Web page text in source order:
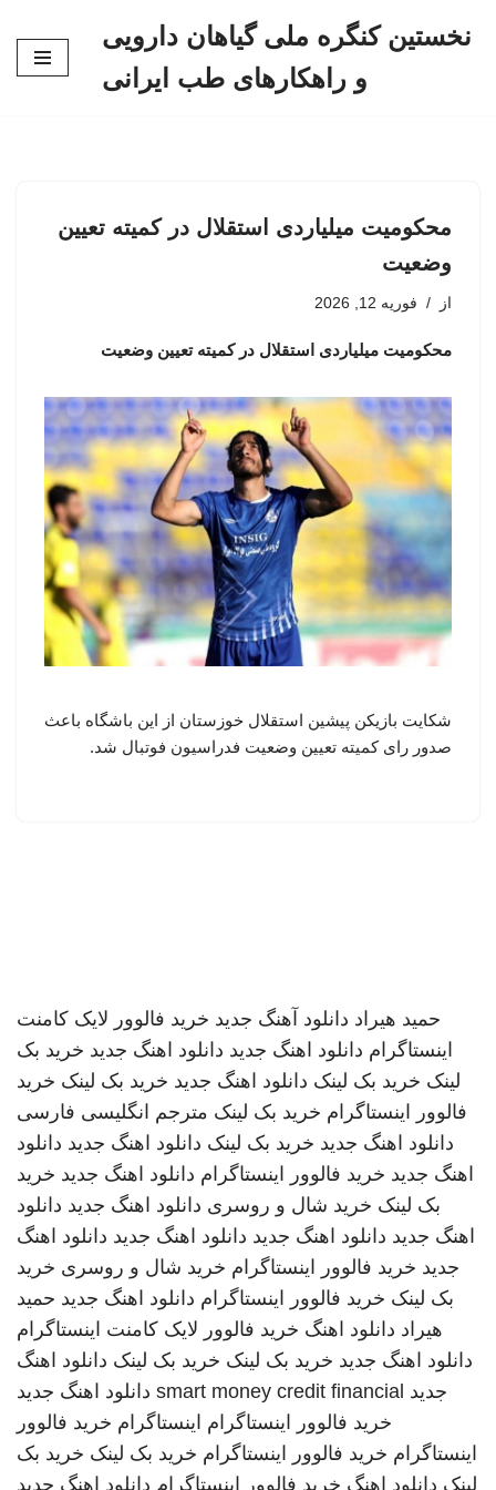
نخستین کنگره ملی گیاهان دارویی
و راهکارهای طب ایرانی
محکومیت میلیاردی استقلال در کمیته تعیین
وضعیت
از فوریه 12, 2026
محکومیت میلیاردی استقلال در کمیته تعیین وضعیت
شکایت بازیکن پیشین استقلال خوزستان از این باشگاه باعث
صدور رای کمیته تعیین وضعیت فدراسیون فوتبال شد.
حمید هیراد دانلود آهنگ جدید خرید فالوور لایک کامنت
اینستاگرام دانلود اهنگ جدید دانلود اهنگ جدید خرید بک
لینک خرید بک لینک دانلود اهنگ جدید خرید بک لینک خرید
فالوور اینستاگرام خرید بک لینک مترجم انگلیسی فارسی
دانلود اهنگ جدید خرید بک لینک دانلود اهنگ جدید دانلود
اهنگ جدید خرید فالوور اینستاگرام دانلود اهنگ جدید خرید
بک لینک خرید شال و روسری دانلود اهنگ جدید دانلود
اهنگ جدید دانلود اهنگ جدید دانلود اهنگ جدید دانلود اهنگ
جدید خرید فالوور اینستاگرام خرید شال و روسری خرید
بک لینک خرید فالوور اینستاگرام دانلود اهنگ جدید حمید
هیراد دانلود اهنگ خرید فالوور لایک کامنت اینستاگرام
دانلود اهنگ جدید خرید بک لینک خرید بک لینک دانلود اهنگ
جدید smart money credit financial دانلود اهنگ جدید
خرید فالوور اینستاگرام اینستاگرام خرید فالوور
اینستاگرام خرید فالوور اینستاگرام خرید بک لینک خرید بک
لینک دانلود اهنگ خرید فالوور اینستاگرام دانلود اهنگ جدید